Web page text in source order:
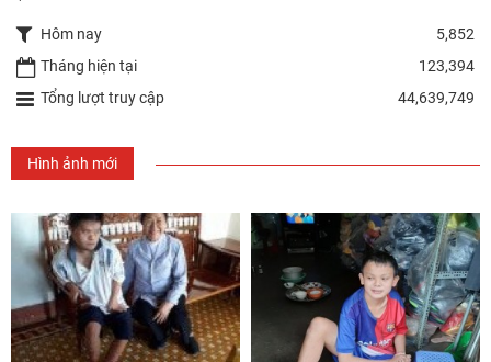
Hôm nay
5,852
Tháng hiện tại
123,394
Tổng lượt truy cập
44,639,749
Hình ảnh mới